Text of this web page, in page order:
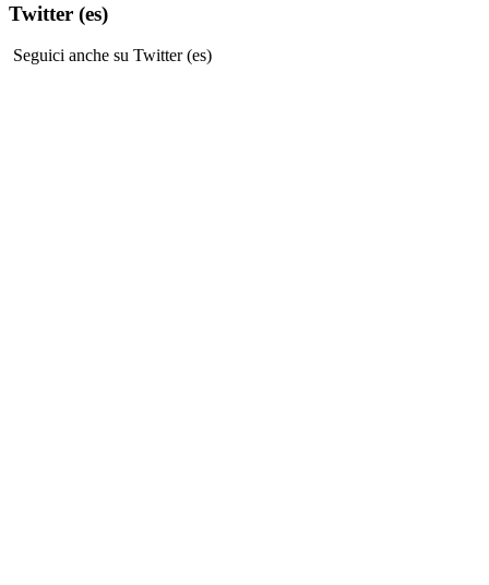
Twitter (es)
Seguici anche su Twitter (es)